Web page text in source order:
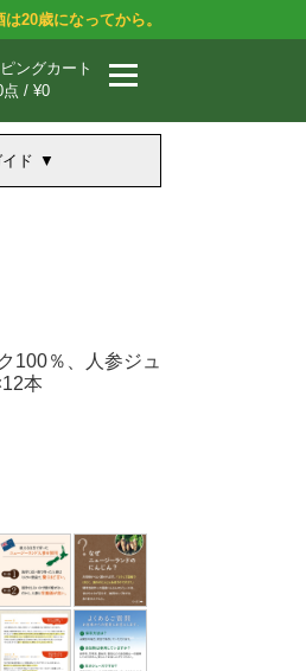
20歳になってから。
ングカート
点 / ¥0
ド
100％、人参ジュ
本